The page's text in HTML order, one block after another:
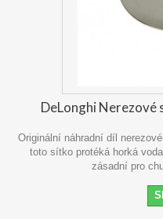
DeLonghi Nerezové
Originální náhradní díl
toto sítko protéká horká
zásadní pro